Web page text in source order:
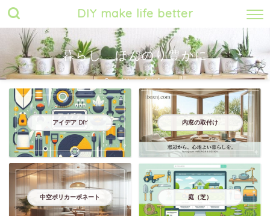
DIY make life better
暮らし ほんのり豊かに
Quality of life
アイデア DIY 内窓の取付け
中空ポリカーボネート 庭（芝）